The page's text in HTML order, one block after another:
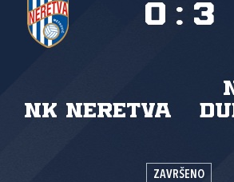
NK Neretva
0 : 3
ZAVRŠENO